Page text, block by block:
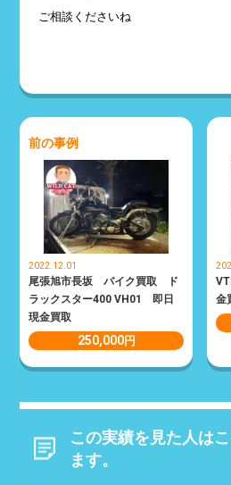
ご相談くださいね
前の事例
2022.12.01
尾張旭市長坂 バイク買取 ド
ラックスター400 VH01 即日
現金買取
250,000円
金
この実績を見た人は
ます。